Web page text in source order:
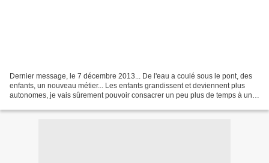
Dernier message, le 7 décembre 2013... De l'eau a coulé sous le pont, des
enfants, un nouveau métier... Les enfants grandissent et deviennent plus
autonomes, je vais sûrement pouvoir consacrer un peu plus de temps à une